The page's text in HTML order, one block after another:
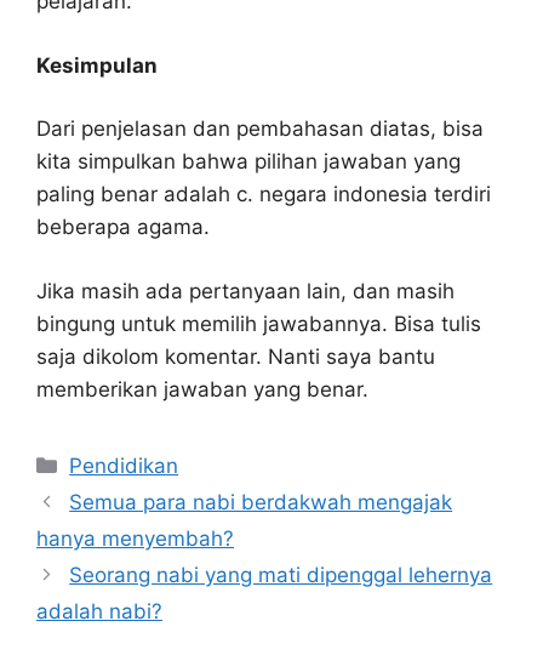
Kesimpulan
Dari penjelasan dan pembahasan diatas, bisa
kita simpulkan bahwa pilihan jawaban yang
paling benar adalah c. negara indonesia terdiri
beberapa agama.
Jika masih ada pertanyaan lain, dan masih
bingung untuk memilih jawabannya. Bisa tulis
saja dikolom komentar. Nanti saya bantu
memberikan jawaban yang benar.
Kategori
Pendidikan
Semua para nabi berdakwah mengajak
hanya menyembah?
Seorang nabi yang mati dipenggal lehernya
adalah nabi?